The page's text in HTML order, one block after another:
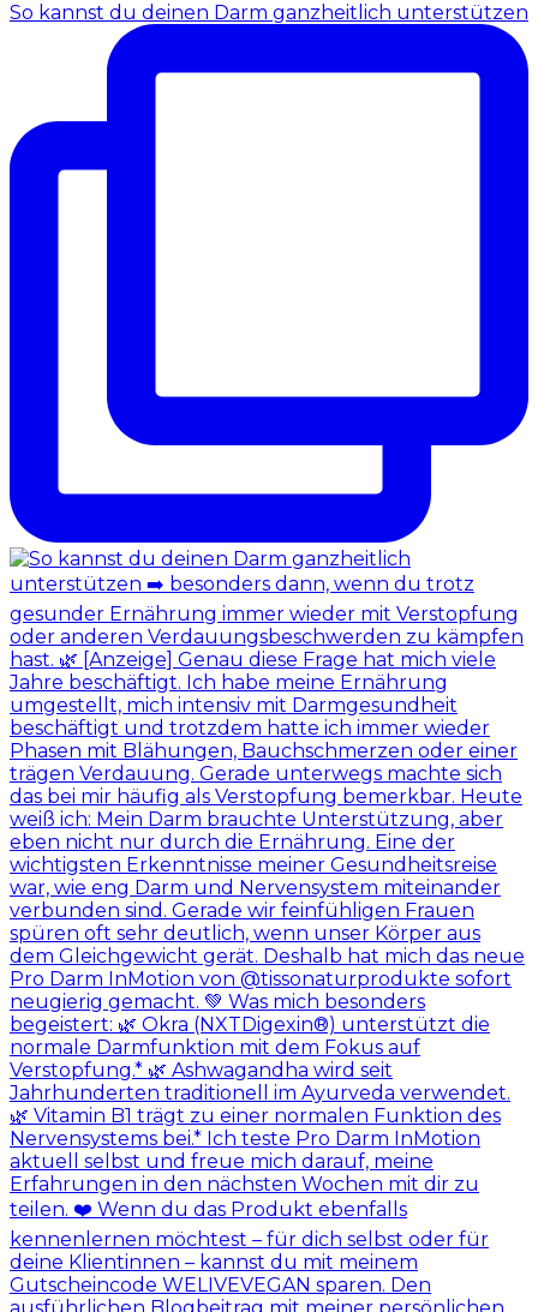
So kannst du deinen Darm ganzheitlich unterstützen